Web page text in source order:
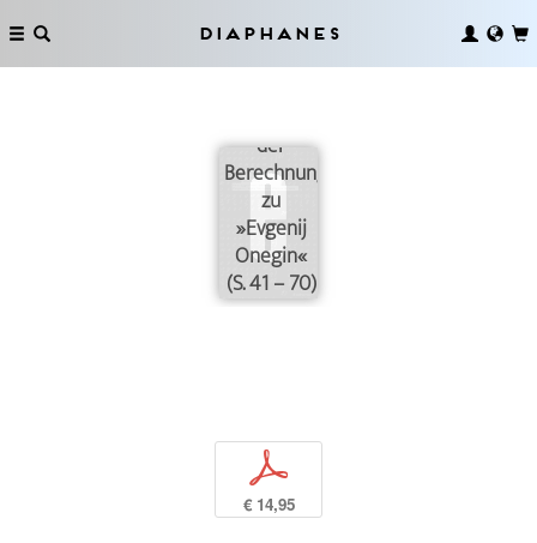
Diaphanes
der
Berechnungen
zu
»Evgenij
Onegin«
(S. 41 – 70)
p
€ 14,95